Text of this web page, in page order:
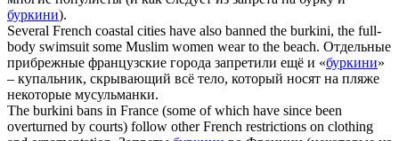
буркини).
Several French coastal cities have also banned the burkini, the full-
body swimsuit some Muslim women wear to the beach. Отдельные
прибрежные французские города запретили ещё и «буркини»
– купальник, скрывающий всё тело, который носят на пляже
некоторые мусульманки.
The burkini bans in France (some of which have since been
overturned by courts) follow other French restrictions on clothing